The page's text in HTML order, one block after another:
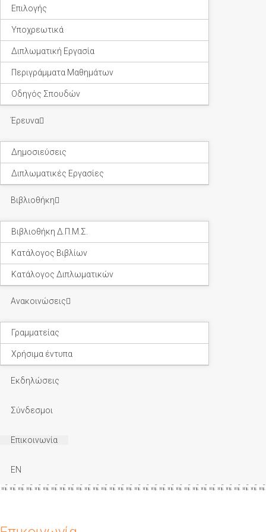
Επιλογής
Υποχρεωτικά
Διπλωματική Εργασία
Περιγράμματα Μαθημάτων
Οδηγός Σπουδών
Έρευνα
Δημοσιεύσεις
Διπλωματικές Εργασίες
Βιβλιοθήκη
Βιβλιοθήκη Δ.Π.Μ.Σ.
Κατάλογος Βιβλίων
Κατάλογος Διπλωματικών
Ανακοινώσεις
Γραμματείας
Χρήσιμα έντυπα
Εκδηλώσεις
Σύνδεσμοι
Επικοινωνία
EN